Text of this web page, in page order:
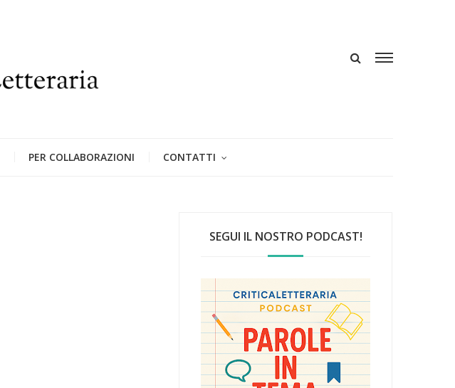
PER COLLABORAZIONI CONTATTI
SEGUI IL NOSTRO PODCAST!